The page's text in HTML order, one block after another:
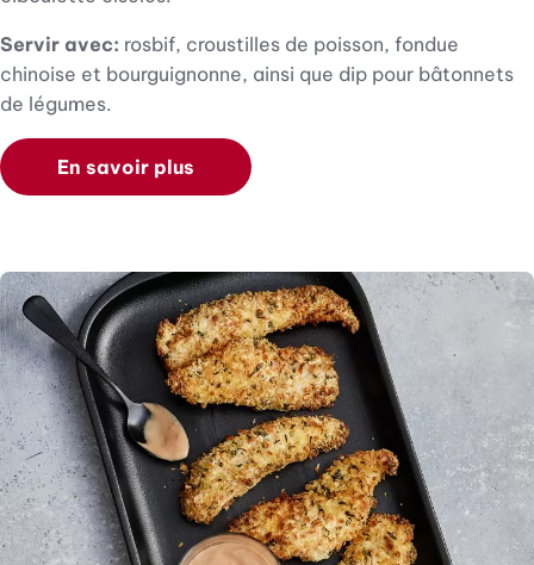
Servir avec: rosbif, croustilles de poisson, fondue
chinoise et bourguignonne, ainsi que dip pour bâtonnets
de légumes.
En savoir plus